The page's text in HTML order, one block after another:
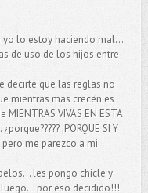
yo lo estoy haciendo mal...
de uso de los hijos entre
decirte que las reglas no
mientras mas crecen es
VIVAS EN ESTA
¡PORQUE SI Y
me parezco a mi
les pongo chicle y
por eso decidido!!!